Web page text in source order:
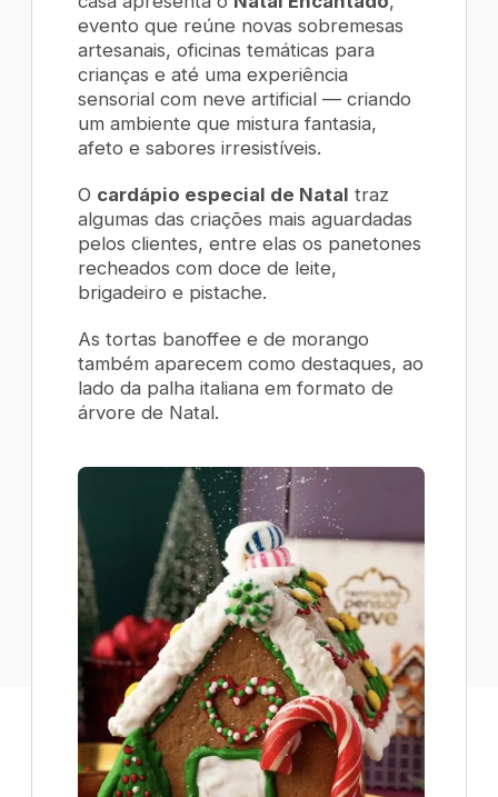
evento que reúne novas sobremesas
artesanais, oficinas temáticas para
crianças e até uma experiência
sensorial com neve artificial — criando
um ambiente que mistura fantasia,
afeto e sabores irresistíveis.
O cardápio especial de Natal traz
algumas das criações mais aguardadas
pelos clientes, entre elas os panetones
recheados com doce de leite,
brigadeiro e pistache.
As tortas banoffee e de morango
também aparecem como destaques, ao
lado da palha italiana em formato de
árvore de Natal.